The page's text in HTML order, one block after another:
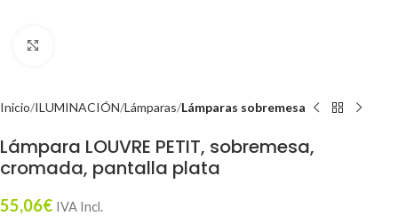
Inicio ILUMINACIÓN Lámparas Lámparas sobremesa
Lámpara LOUVRE PETIT, sobremesa,
cromada, pantalla plata
55,06€ IVA Incl.